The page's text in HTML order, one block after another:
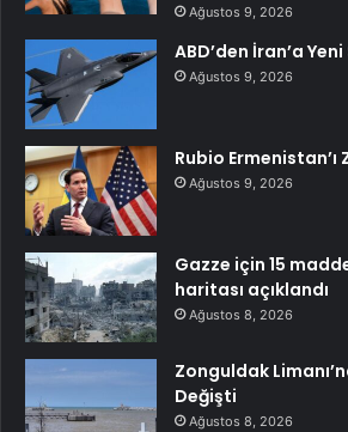
Ağustos 9, 2026
ABD’den İran’a
Ağustos 9, 2026
Rubio
Ağustos 9, 2026
Gazze için 15
haritası açıklandı
Ağustos 8, 2026
Zonguldak
Değişti
Ağustos 8, 2026